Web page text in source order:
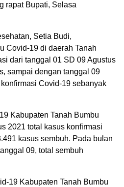
rapat Bupati, Selasa
Setia Budi,
Covid-19 di daerah Tanah
dari tanggal 01 SD 09 Agustus
sampai dengan tanggal 09
Covid-19 sebanyak
Kabupaten Tanah Bumbu
2021 total kasus konfirmasi
kasus sembuh. Pada bulan
09, total sembuh
19 Kabupaten Tanah Bumbu